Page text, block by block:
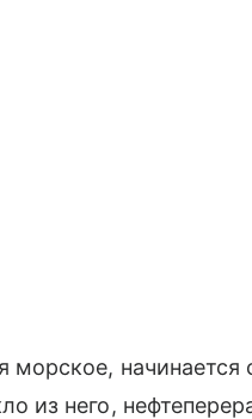
морское,
из него,